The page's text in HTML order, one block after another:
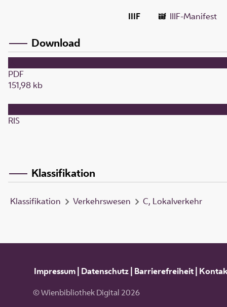
IIIF
IIIF-Manifest
Download
PDF
151,98 kb
RIS
Klassifikation
Klassifikation Verkehrswesen C, Lokalverkehr
Impressum| Datenschutz| Barrierefreiheit|
© Wienbibliothek Digital 2026